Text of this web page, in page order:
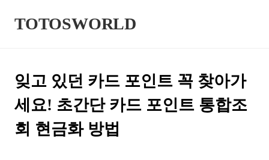
TOTOSWORLD
잊고 있던 카드 포인트 꼭 찾아가
세요! 초간단 카드 포인트 통합조
회 현금화 방법